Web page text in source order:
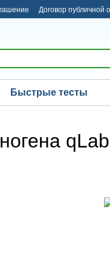
Договор публичной
Быстрые тесты